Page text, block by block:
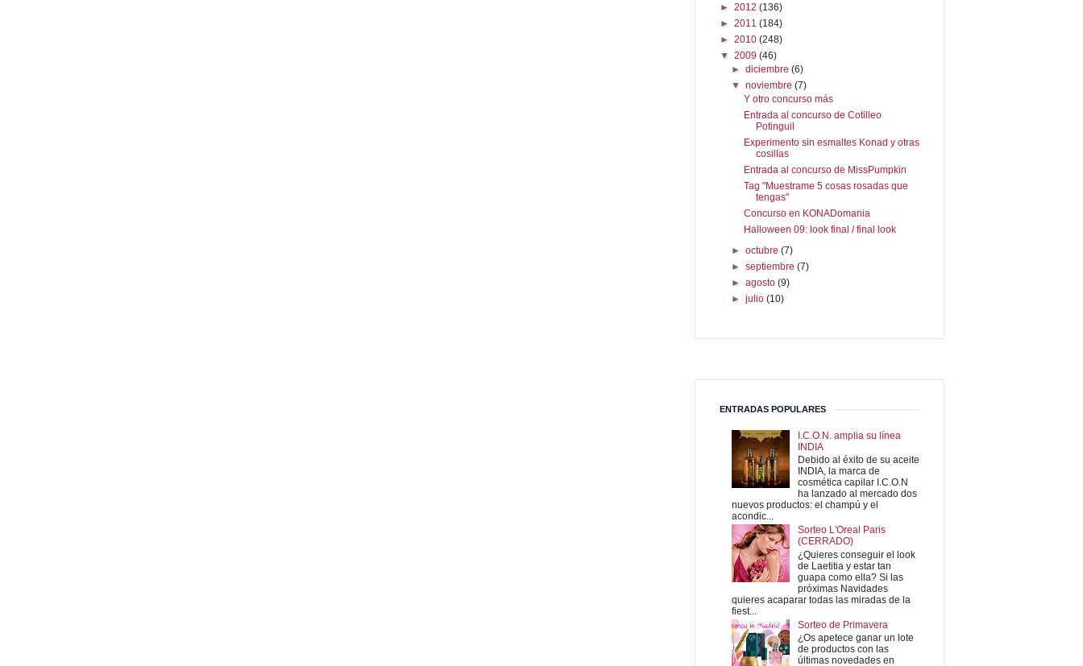
► 2012 (136)
► 2011 (184)
► 2010 (248)
▼ 2009 (46)
►diciembre(6)
▼noviembre(7)
Y otro concurso más
Entrada al concurso de Cotilleo
Potinguil
Experimento sin esmaltes Konad y otras
cosillas
Entrada al concurso de MissPumpkin
Tag "Muestrame 5 cosas rosadas que
tengas"
Concurso en KONADomania
Halloween 09: look final / final look
►octubre(7)
►septiembre(7)
►agosto(9)
►julio(10)
ENTRADAS POPULARES
I.C.O.N. amplia su línea
INDIA
Debido al éxito de su aceite
INDIA, la marca de
cosmética capilar I.C.O.N
ha lanzado al mercado dos
nuevos productos: el champú y el
acondic...
Sorteo L'Oreal Paris
(CERRADO)
¿Quieres conseguir el look
de Laetitia y estar tan
guapa como ella? Si las
próximas Navidades
quieres acaparar todas las miradas de la
fiest...
Sorteo de Primavera
¿Os apetece ganar un lote
de productos con las
últimas novedades en